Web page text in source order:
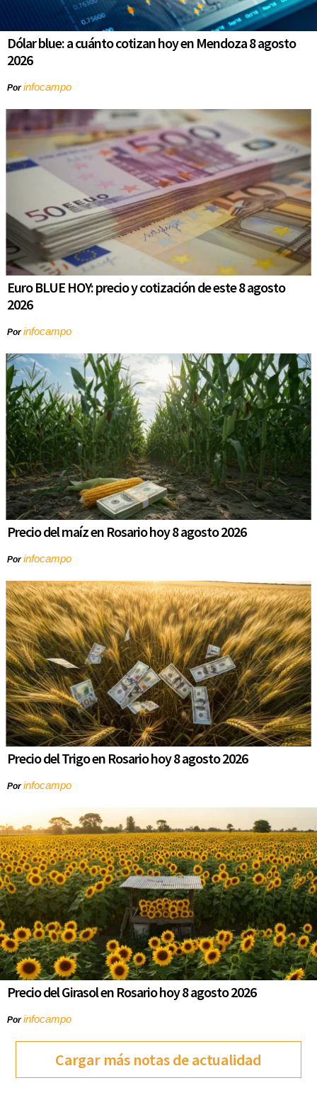
Dólar blue: a cuánto cotizan hoy en Mendoza 8 agosto
2026
Porinfocampo
Euro BLUE HOY: precio y cotización de este 8 agosto
2026
Porinfocampo
Precio del maíz en Rosario hoy 8 agosto 2026
Porinfocampo
Precio del Trigo en Rosario hoy 8 agosto 2026
Porinfocampo
Precio del Girasol en Rosario hoy 8 agosto 2026
Porinfocampo
Cargar más notas de actualidad